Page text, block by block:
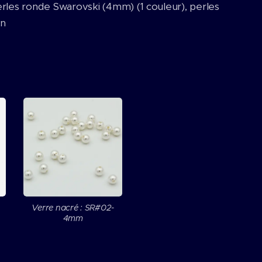
ronde Swarovski (4mm) (1 couleur), perles
Verre nacré : SR#02-
4mm